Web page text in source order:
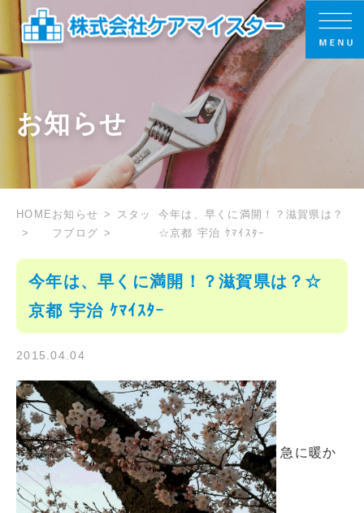
お知らせ
HOME お知らせ
スタッ
フブログ
今年は、早くに満開！？滋賀県は？
☆京都 宇治 ｹﾏｲｽﾀｰ
今年は、早くに満開！？滋賀県は？☆
京都 宇治 ｹﾏｲｽﾀｰ
2015.04.04
急に暖か